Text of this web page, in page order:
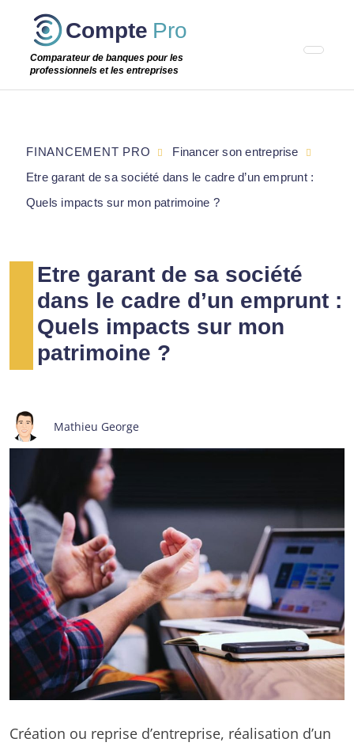
Passer
étape
Compte Pro
Comparateur de banques pour les
professionnels et les entreprises
Etre garant de sa société
dans le cadre d’un emprunt :
Quels impacts sur mon
patrimoine ?
Mathieu George
Création ou reprise d’entreprise, réalisation d’un
FINANCEMENT PRO
Financer son entreprise
Etre garant de sa société dans le cadre d’un emprunt :
Quels impacts sur mon patrimoine ?